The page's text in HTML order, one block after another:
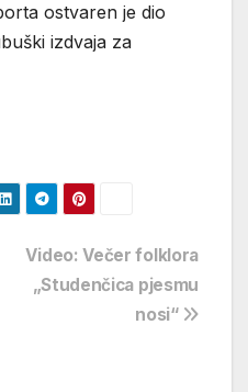
ostvaren je dio
izdvaja za
Video: Večer folklora
„Studenčica pjesmu
nosi“